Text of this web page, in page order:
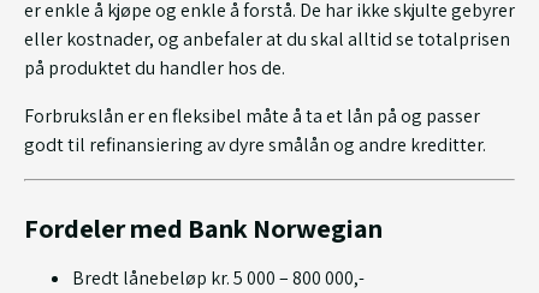
er enkle å kjøpe og enkle å forstå. De har ikke skjulte gebyrer
eller kostnader, og anbefaler at du skal alltid se totalprisen
på produktet du handler hos de.
Forbrukslån er en fleksibel måte å ta et lån på og passer
godt til refinansiering av dyre smålån og andre kreditter.
Fordeler med Bank Norwegian
Bredt lånebeløp kr. 5 000 – 800 000,-